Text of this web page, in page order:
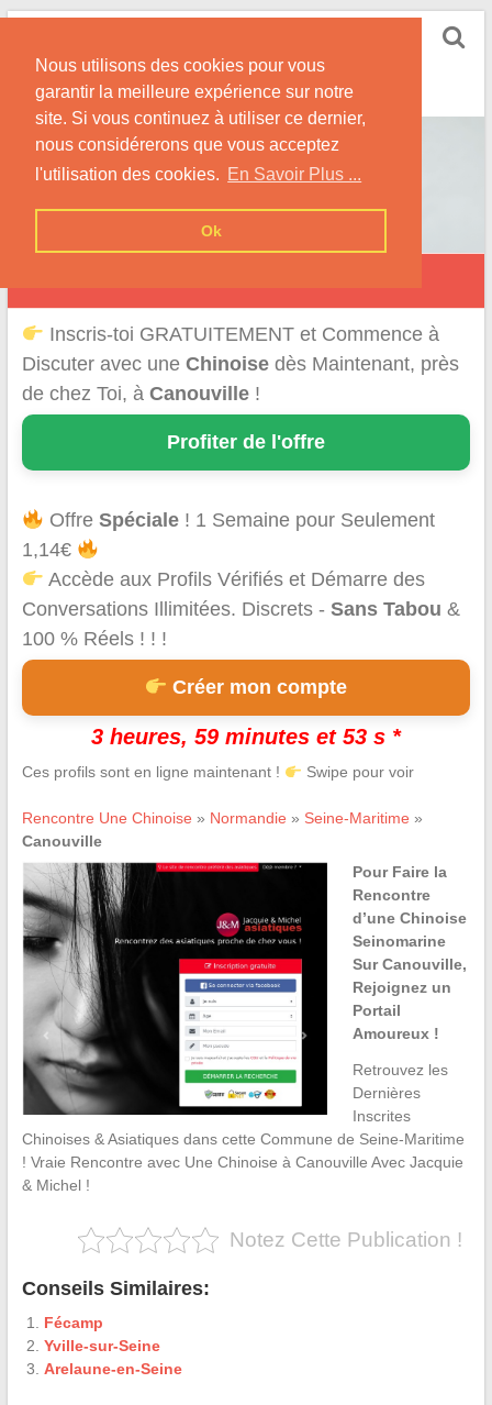
Nous utilisons des cookies pour vous
garantir la meilleure expérience sur notre
site. Si vous continuez à utiliser ce dernier,
nous considérerons que vous acceptez
l'utilisation des cookies. En Savoir Plus ...
Ok
Skip
content
Nos Conseils pour Rencontrer Une Femme
Originaire de Chine !
Inscris-toi GRATUITEMENT et Commence à
Discuter avec une Chinoisedès Maintenant, près
de chez Toi, à Canouville!
Profiter de l'offre
OffreSpéciale ! 1 Semaine pour Seulement
1,14€
Accède aux Profils Vérifiés et Démarre des
Conversations Illimitées. Discrets - Sans Tabou &
100 % Réels ! ! !
Créer mon compte
3 heures, 59 minutes et 53 s *
Ces profils sont en ligne maintenant ! Swipe pour voir
Rencontre Une Chinoise » Normandie » Seine-Maritime »
Canouville
Pour Faire la
Rencontre
d’une Chinoise
Seinomarine
Sur Canouville,
Rejoignez un
Portail
Amoureux !
Retrouvez les
Dernières
Inscrites
Chinoises & Asiatiques dans cette Commune de Seine-Maritime
! Vraie Rencontre avec Une Chinoise à Canouville Avec Jacquie
& Michel !
Notez Cette Publication !
Conseils Similaires:
Fécamp
Yville-sur-Seine
Arelaune-en-Seine